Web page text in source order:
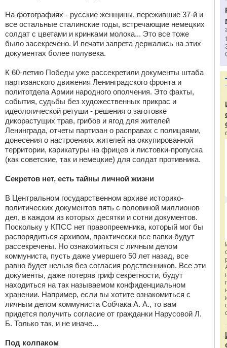
На фотографиях - русские женщины, пережившие 37-й и
все остальные сталинские годы, встречающие немецких
солдат с цветами и кринками молока... Это все тоже
было засекречено. И печати запрета держались на этих
документах более полувека.
К 60-летию Победы уже рассекретили документы штаба
партизанского движения Ленинградского фронта и
политотдела Армии народного ополчения. Это факты,
события, судьбы без художественных прикрас и
идеологической ретуши - решения о заготовке
дикорастущих трав, грибов и ягод для жителей
Ленинграда, отчеты партизан о расправах с полицаями,
донесения о настроениях жителей на оккупированной
территории, карикатуры на фрицев и листовки-пропуска
(как советские, так и немецкие) для солдат противника.
Секретов нет, есть тайны личной жизни
В Центральном государственном архиве историко-
политических документов пять с половиной миллионов
дел, в каждом из которых десятки и сотни документов.
Поскольку у КПСС нет правопреемника, который мог бы
распорядиться архивом, практически все папки будут
рассекречены. Но ознакомиться с личным делом
коммуниста, пусть даже умершего 50 лет назад, все
равно будет нельзя без согласия родственников. Все эти
документы, даже потеряв гриф секретности, будут
находиться на так называемом конфиденциальном
хранении. Например, если вы хотите ознакомиться с
личным делом коммуниста Собчака А. А., то вам
придется получить согласие от гражданки Нарусовой Л.
Б. Только так, и не иначе...
Под колпаком